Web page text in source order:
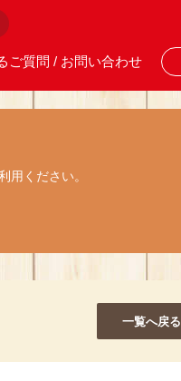
ご質問 / お問い合わせ
用ください。
一覧へ戻る